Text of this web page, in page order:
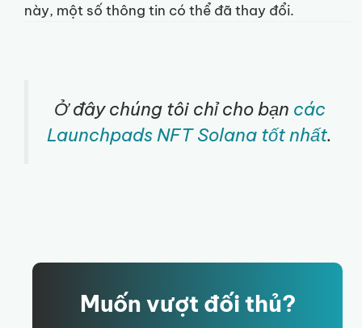
này, một số thông tin có thể đã thay đổi.
Ở đây chúng tôi chỉ cho bạn các
Launchpads NFT Solana tốt nhất.
Muốn vượt đối thủ?